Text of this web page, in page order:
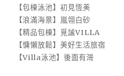
【包棟泳池】初見恆美
【浪滿海景】嵐翎白砂
【精品包棟】覓謐VILLA
【慵懶放鬆】美好生活旅宿
【Villa泳池】後面有灣